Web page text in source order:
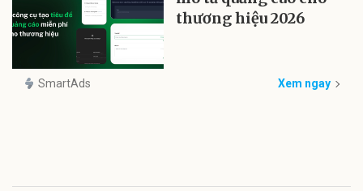
thương hiệu 2026
SmartAds Xem ngay